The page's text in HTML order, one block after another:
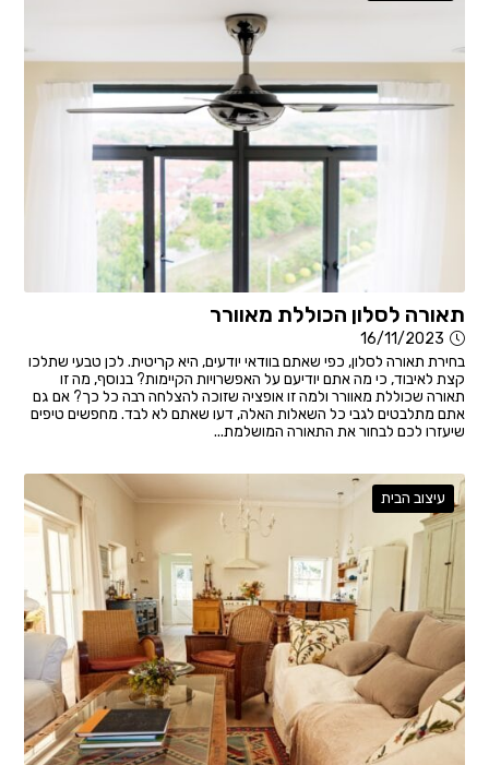
תאורה לסלון הכוללת מאוורר
16/11/2023
בחירת תאורה לסלון, כפי שאתם בוודאי יודעים, היא קריטית. לכן טבעי שתלכו
קצת לאיבוד, כי מה אתם יודיעם על האפשרויות הקיימות? בנוסף, מה זו
תאורה שכוללת מאוורר ולמה זו אופציה שזוכה להצלחה רבה כל כך? אם גם
אתם מתלבטים לגבי כל השאלות האלה, דעו שאתם לא לבד. מחפשים טיפים
שיעזרו לכם לבחור את התאורה המושלמת...
עיצוב הבית